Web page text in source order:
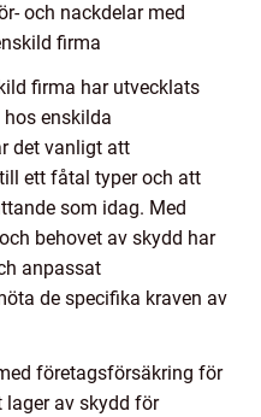
och nackdelar med
firma
firma har utvecklats
enskilda
det vanligt att
ett fåtal typer och att
som idag. Med
behovet av skydd har
anpassat
de specifika kraven av
företagsförsäkring för
lager av skydd för